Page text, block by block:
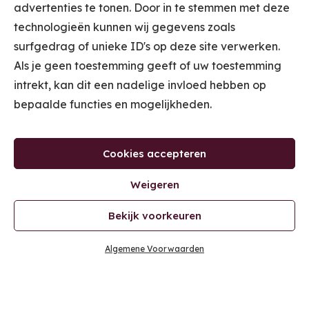
advertenties te tonen. Door in te stemmen met deze
technologieën kunnen wij gegevens zoals
surfgedrag of unieke ID's op deze site verwerken.
Als je geen toestemming geeft of uw toestemming
intrekt, kan dit een nadelige invloed hebben op
bepaalde functies en mogelijkheden.
Cookies accepteren
Weigeren
Bekijk voorkeuren
Algemene Voorwaarden